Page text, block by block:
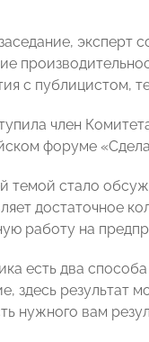
эксперт
с публицистом,
член
форуме
темой стало
достаточное
работу на
есть два
здесь результат
нужного вам